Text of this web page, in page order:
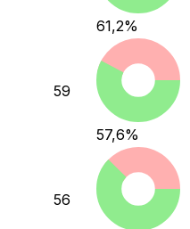
61,2%
59
57,6%
56